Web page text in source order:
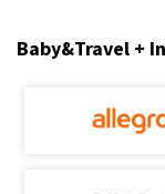
Baby&Travel +